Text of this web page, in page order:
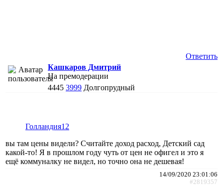
Ответить
Кашкаров Дмитрий
На премодерации
4445 3999 Долгопрудный
Голландия12
вы там цены видели? Считайте доход расход, Детский сад
какой-то! Я в прошлом году чуть от цен не офигел и это я
ещё коммуналку не видел, но точно она не дешевая!
14/09/2020 23:01:06
#2819357